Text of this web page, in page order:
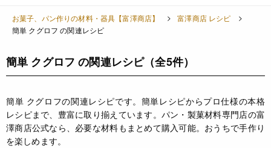
お菓子、パン作りの材料・器具【富澤商店】
富澤商店 レシピ
簡単 クグロフ の関連レシピ
簡単 クグロフ の関連レシピ（全5件）
簡単 クグロフの関連レシピです。簡単レシピからプロ仕様の本格
レシピまで、豊富に取り揃えています。パン・製菓材料専門店の富
澤商店公式なら、必要な材料もまとめて購入可能。おうちで手作り
を楽しめます。